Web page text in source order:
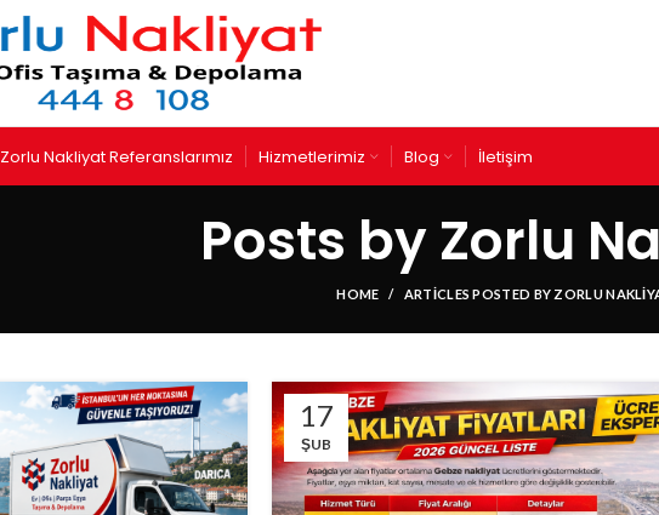
Zorlu Nakliyat Referanslarımız Hizmetlerimiz Blog İletişim
Posts byZorlu
HOME ARTICLES POSTED BY ZORLU
17
ŞUB